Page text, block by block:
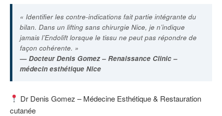
« Identifier les contre-indications fait partie intégrante du
bilan. Dans un lifting sans chirurgie Nice, je n’indique
jamais l’Endolift lorsque le tissu ne peut pas répondre de
façon cohérente. »
— Docteur Denis Gomez – Renaissance Clinic –
médecin esthétique Nice
Dr Denis Gomez – Médecine Esthétique & Restauration
cutanée